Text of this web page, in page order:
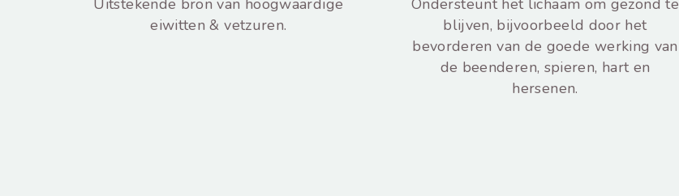
Uitstekende bron van hoogwaardige
eiwitten & vetzuren.
Ondersteunt het lichaam om gezond te
blijven, bijvoorbeeld door het
bevorderen van de goede werking van
de beenderen, spieren, hart en
hersenen.